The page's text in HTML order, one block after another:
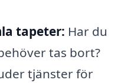
tapeter: Har du
tas bort?
tjänster för